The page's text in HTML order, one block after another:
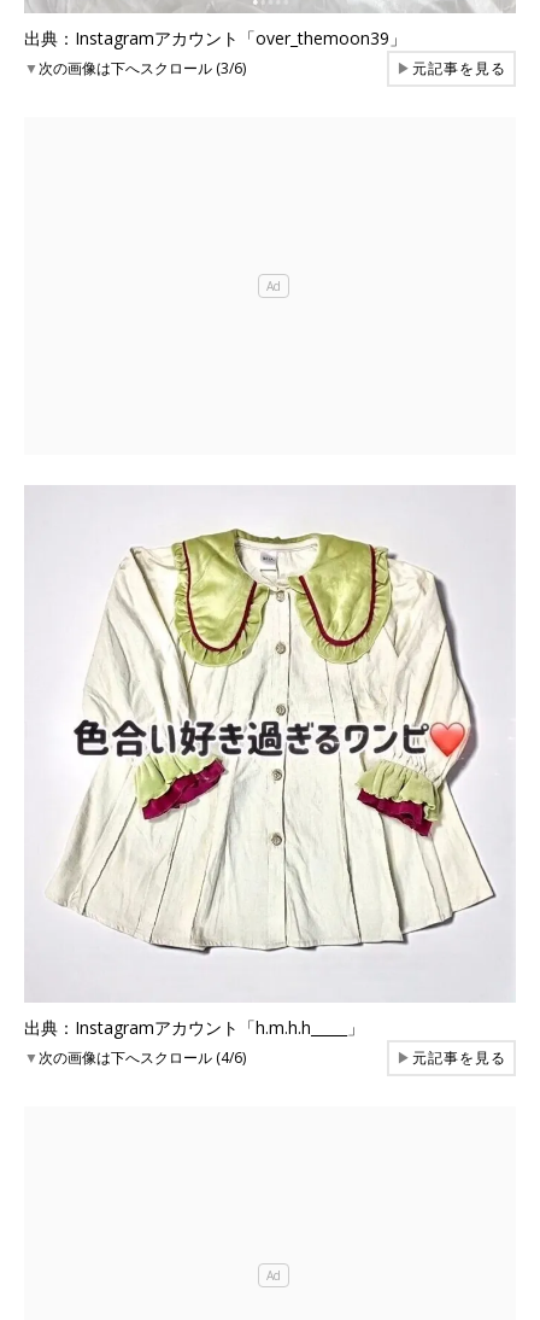
出典：Instagramアカウント「over_themoon39」
▼次の画像は下へスクロール (3/6) ▶元記事を見る
出典：Instagramアカウント「h.m.h.h_____」
▼次の画像は下へスクロール (4/6) ▶元記事を見る